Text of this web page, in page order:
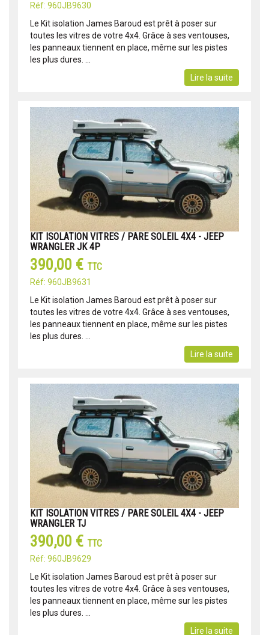
Réf: 960JB9630
Le Kit isolation James Baroud est prêt à poser sur
toutes les vitres de votre 4x4. Grâce à ses ventouses,
les panneaux tiennent en place, même sur les pistes
les plus dures. ...
Lire la suite
KIT ISOLATION VITRES / PARE SOLEIL 4X4 - JEEP
WRANGLER JK 4P
390,00 € TTC
Réf: 960JB9631
Le Kit isolation James Baroud est prêt à poser sur
toutes les vitres de votre 4x4. Grâce à ses ventouses,
les panneaux tiennent en place, même sur les pistes
les plus dures. ...
Lire la suite
KIT ISOLATION VITRES / PARE SOLEIL 4X4 - JEEP
WRANGLER TJ
390,00 € TTC
Réf: 960JB9629
Le Kit isolation James Baroud est prêt à poser sur
toutes les vitres de votre 4x4. Grâce à ses ventouses,
les panneaux tiennent en place, même sur les pistes
les plus dures. ...
Lire la suite